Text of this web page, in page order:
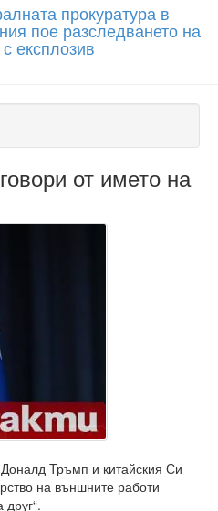
прокуратура в
пое разследването на
експлозив
от името на
Тръмп и китайския Си
на външните работи